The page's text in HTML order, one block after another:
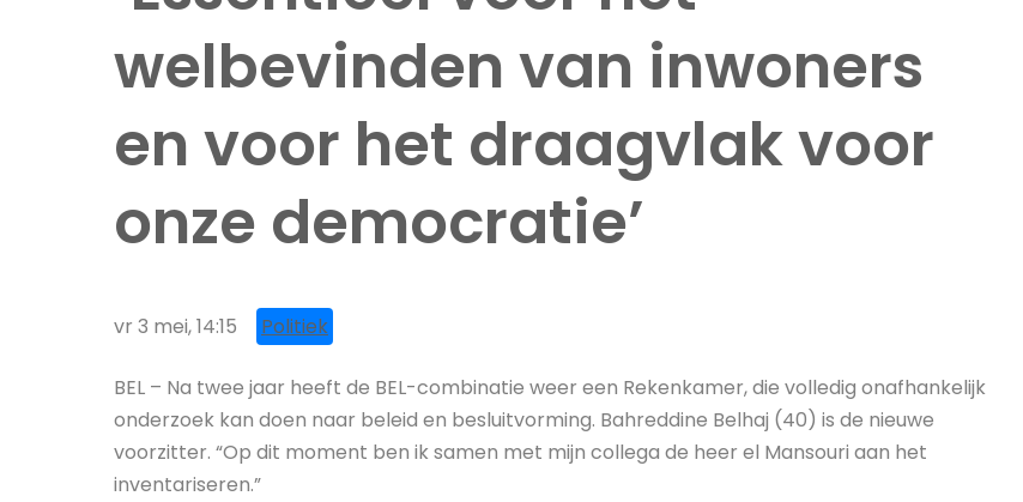
welbevinden van inwoners
en voor het draagvlak voor
onze democratie’
vr 3 mei, 14:15 Politiek
BEL – Na twee jaar heeft de BEL-combinatie weer een Rekenkamer, die volledig onafhankelijk
onderzoek kan doen naar beleid en besluitvorming. Bahreddine Belhaj (40) is de nieuwe
voorzitter. “Op dit moment ben ik samen met mijn collega de heer el Mansouri aan het
inventariseren.”